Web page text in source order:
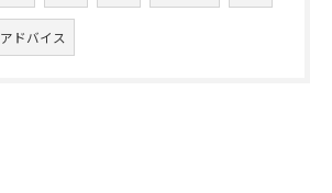
アドバイス